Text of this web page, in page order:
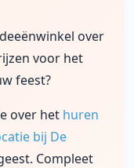
over
voor het
feest?
over het huren
bij De
Compleet